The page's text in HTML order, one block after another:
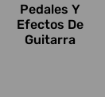
Pedales Y
Efectos De
Guitarra